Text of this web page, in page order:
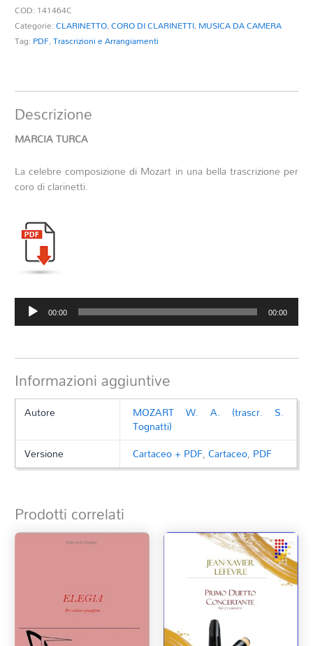
COD: 141464C
Categorie:CLARINETTO,CORO DI CLARINETTI, MUSICA DA CAMERA
Tag: PDF,Trascrizioni e Arrangiamenti
Descrizione
MARCIA TURCA
La celebre composizione di Mozart in una bella trascrizione per
coro di clarinetti.
Audio
Player
00:00 00:00
Informazioni aggiuntive
Autore MOZART W. A. (trascr. S.
Tognatti)
Versione
Cartaceo + PDF,Cartaceo, PDF
Prodotti correlati